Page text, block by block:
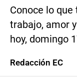
Conoce lo que
trabajo, amor
hoy, domingo
Redacción EC